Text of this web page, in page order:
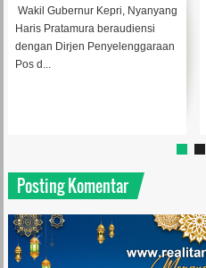
Wakil Gubernur Kepri, Nyanyang
Haris Pratamura beraudiensi
dengan Dirjen Penyelenggaraan
Pos d...
Posting Komentar